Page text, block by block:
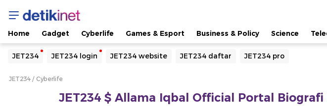
Home Gadget Cyberlife Games & Esport Business & Policy Science
JET234 JET234 login JET234 website JET234 daftar JET234 pro
Yang sedang ramai dicari
Loading...
JET234 Cyberlife
JET234 $ Allama Iqbal Official Portal